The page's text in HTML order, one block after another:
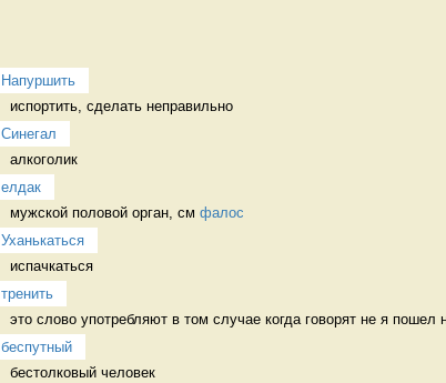
Напуршить
испортить, сделать неправильно
Синегал
алкоголик
елдак
мужской половой орган, см фалос
Уханькаться
испачкаться
тренить
это слово употребляют в том случае когда говорят не я пошел
беспутный
бестолковый человек